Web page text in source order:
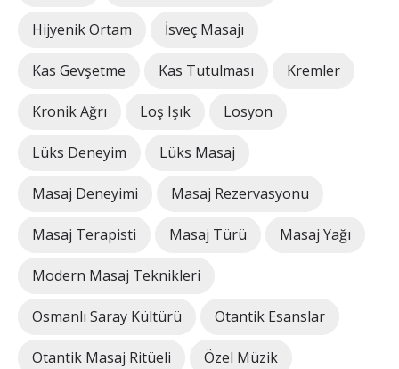
Hijyenik Ortam İsveç Masajı
Kas Gevşetme Kas Tutulması Kremler
Kronik Ağrı Loş Işık Losyon
Lüks Deneyim Lüks Masaj
Masaj Deneyimi Masaj Rezervasyonu
Masaj Terapisti Masaj Türü Masaj Yağı
Modern Masaj Teknikleri
Osmanlı Saray Kültürü Otantik Esanslar
Otantik Masaj Ritüeli Özel Müzik